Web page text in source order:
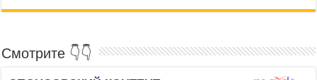
чипсов 🌮 и др.
Смотрите 👇👇